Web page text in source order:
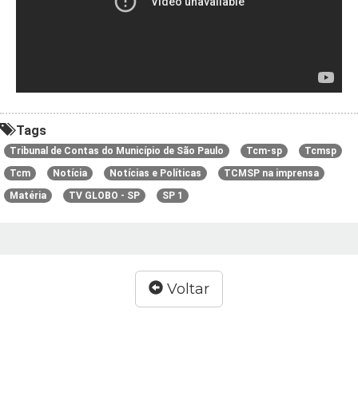
Tags
Tribunal de Contas do Município de São Paulo Tcm-sp
Tcmsp
Tcm
Notícia Notícias e Políticas
TCMSP na imprensa
Matéria
TV GLOBO - SP SP 1
Voltar